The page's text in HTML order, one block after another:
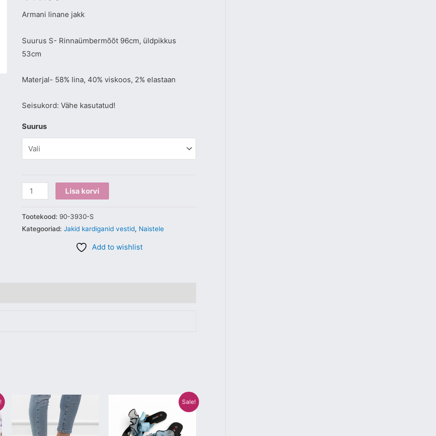
Armani linane jakk
Suurus S- Rinnaümbermõõt 96cm, üldpikkus
53cm
Materjal- 58% lina, 40% viskoos, 2% elastaan
Seisukord: Vähe kasutatud!
Suurus
Lisa korvi
Tootekood: 90-3930-S
Kategooriad: Jakid kardiganid vestid, Naistele
Add to wishlist
Sellel
tootel
on
Sale!
oli:
€25.00.
Praegune
on:
€14.00.
Sellel
tootel
on